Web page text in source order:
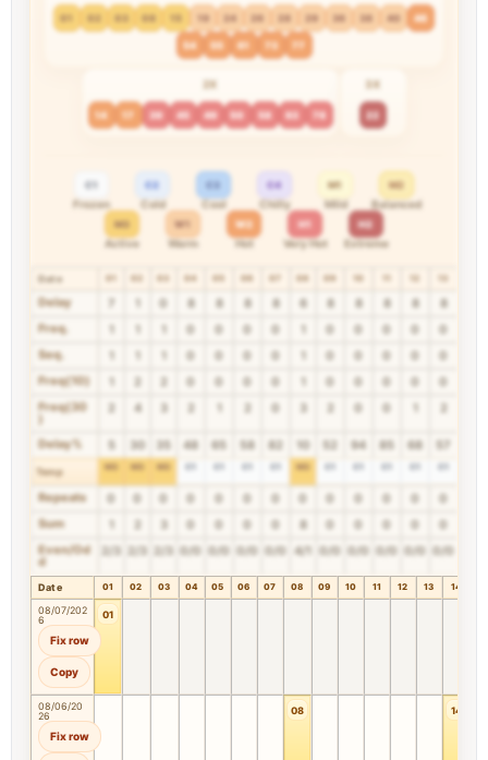
01 02 03 08 19 24 26 28 29 36 38 40 46
54 55 61 73 77
2X
14 17 39 45 49 50 58 63 78
3X
22
C1
Frozen
C2
Cold Cool
C4
Chilly
M1
Mild
M2
Balanced
M3
Active
W1
Warm
W2
Hot
H1
Very Hot
H2
Extreme
Date 01 02 03 04 05 06 07 08 09 10 12 13
Delay 7 0 8 8 8 8 6 8 8 8 8 8
Freq.
0 0 0 0 0 0 0 0 0
Seq.
0 0 0 0 0 0 0 0 0
Freq(10)
0 0 0 0 0 0 0 0 0
Freq(30
4 3 0 3 0 0
Delay% 5 30 35 48 65 58 82 10 52 94 85 68
Temp M3 M3 M3 M3
Repeats 0 0 0 0 0 0 0 0 0 0 0 0 0
Sum
3 0 0 0 0 8 0 0 0 0 0
Even/Od
d
2/3 2/3 2/3 0/0 0/0 0/0 0/0 4/1 0/0 0/0 0/0 0/0 0/0
Date 01 02 03 04 05 06 07 08 09 10 11 12 13 14
08/07/202
6
Fix row
Copy
01
08/06/20
26
Fix row
08 14